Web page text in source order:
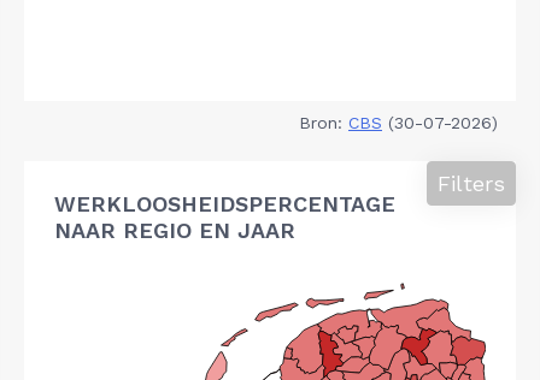
Bron: CBS (30-07-2026)
WERKLOOSHEIDSPERCENTAGE
NAAR REGIO EN JAAR
Filters